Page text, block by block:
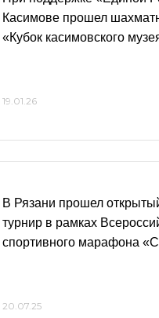
Касимове прошел
«Кубок касимовского
19.01.26
В Рязани прошел
турнир в рамках
спортивного марафона
20.07.25